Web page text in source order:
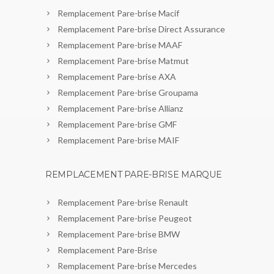
Remplacement Pare-brise Macif
Remplacement Pare-brise Direct Assurance
Remplacement Pare-brise MAAF
Remplacement Pare-brise Matmut
Remplacement Pare-brise AXA
Remplacement Pare-brise Groupama
Remplacement Pare-brise Allianz
Remplacement Pare-brise GMF
Remplacement Pare-brise MAIF
REMPLACEMENT PARE-BRISE MARQUE
Remplacement Pare-brise Renault
Remplacement Pare-brise Peugeot
Remplacement Pare-brise BMW
Remplacement Pare-Brise
Remplacement Pare-brise Mercedes